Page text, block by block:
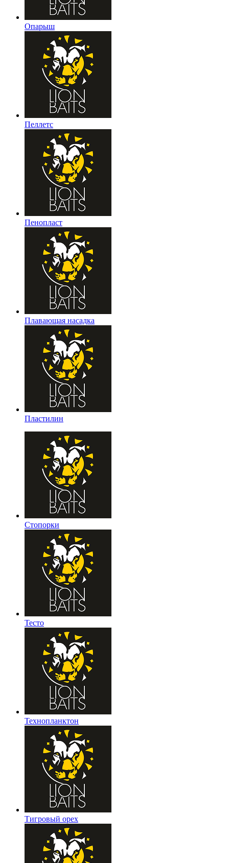
Опарыш
Пеллетс
Пенопласт
Плавающая насадка
Пластилин
Стопорки
Тесто
Технопланктон
Тигровый орех